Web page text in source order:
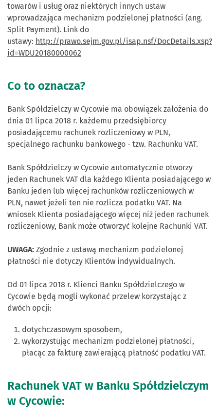
towarów i usług oraz niektórych innych ustaw
wprowadzająca mechanizm podzielonej płatności (ang.
Split Payment). Link do
ustawy: http://prawo.sejm.gov.pl/isap.nsf/DocDetails.xsp?
id=WDU20180000062
Co to oznacza?
Bank Spółdzielczy w Cycowie ma obowiązek założenia do
dnia 01 lipca 2018 r. każdemu przedsiębiorcy
posiadającemu rachunek rozliczeniowy w PLN,
specjalnego rachunku bankowego - tzw. Rachunku VAT.
Bank Spółdzielczy w Cycowie automatycznie otworzy
jeden Rachunek VAT dla każdego Klienta posiadającego w
Banku jeden lub więcej rachunków rozliczeniowych w
PLN, nawet jeżeli ten nie rozlicza podatku VAT. Na
wniosek Klienta posiadającego więcej niż jeden rachunek
rozliczeniowy, Bank może otworzyć kolejne Rachunki VAT.
UWAGA: Zgodnie z ustawą mechanizm podzielonej
płatności nie dotyczy Klientów indywidualnych.
Od 01 lipca 2018 r. Klienci Banku Spółdzielczego w
Cycowie będą mogli wykonać przelew korzystając z
dwóch opcji:
dotychczasowym sposobem,
wykorzystując mechanizm podzielonej płatności,
płacąc za fakturę zawierającą płatność podatku VAT.
Rachunek VAT w Banku Spółdzielczym
w Cycowie: